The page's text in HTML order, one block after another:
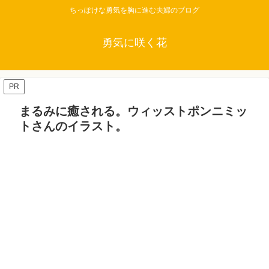
ちっぽけな勇気を胸に進む夫婦のブログ
勇気に咲く花
PR
まるみに癒される。ウィッストポンニミッ
トさんのイラスト。